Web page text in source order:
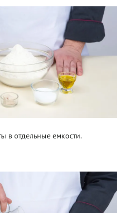
в отдельные емкости.